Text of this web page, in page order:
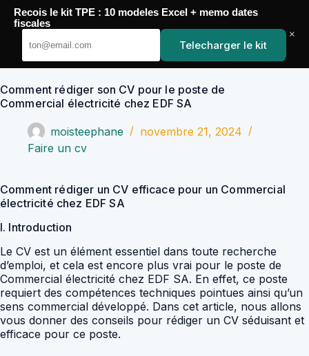
Passer
contenu
YoupiJobs
Comment rédiger son CV pour le poste de
Commercial électricité chez EDF SA
moisteephane
novembre 21, 2024
Faire un cv
Comment rédiger un CV efficace pour un Commercial
électricité chez EDF SA
I. Introduction
Le CV est un élément essentiel dans toute recherche
d’emploi, et cela est encore plus vrai pour le poste de
Commercial électricité chez EDF SA. En effet, ce poste
requiert des compétences techniques pointues ainsi qu’un
sens commercial développé. Dans cet article, nous allons
vous donner des conseils pour rédiger un CV séduisant et
efficace pour ce poste.
Recois le kit TPE : 10 modeles Excel + memo dates
fiscales
Telecharger le kit
×